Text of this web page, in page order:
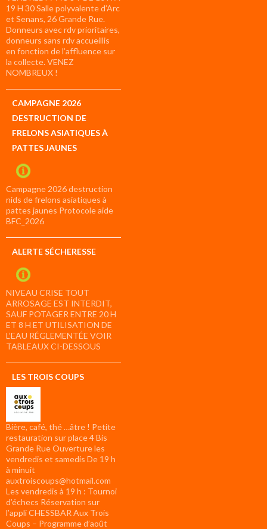
19 H 30 Salle polyvalente d’Arc
et Senans, 26 Grande Rue.
Donneurs avec rdv prioritaires,
donneurs sans rdv accueillis
en fonction de l’affluence sur
la collecte. VENEZ
NOMBREUX !
CAMPAGNE 2026
DESTRUCTION DE
FRELONS ASIATIQUES À
PATTES JAUNES
Campagne 2026 destruction
nids de frelons asiatiques à
pattes jaunes Protocole aide
BFC_2026
ALERTE SÉCHERESSE
NIVEAU CRISE TOUT
ARROSAGE EST INTERDIT,
SAUF POTAGER ENTRE 20 H
ET 8 H ET UTILISATION DE
L’EAU RÉGLEMENTÉE VOIR
TABLEAUX CI-DESSOUS
LES TROIS COUPS
Bière, café, thé …âtre ! Petite
restauration sur place 4 Bis
Grande Rue Ouverture les
vendredis et samedis De 19 h
à minuit
auxtroiscoups@hotmail.com
Les vendredis à 19 h : Tournoi
d’échecs Réservation sur
l’appli CHESSBAR Aux Trois
Coups – Programme d’août